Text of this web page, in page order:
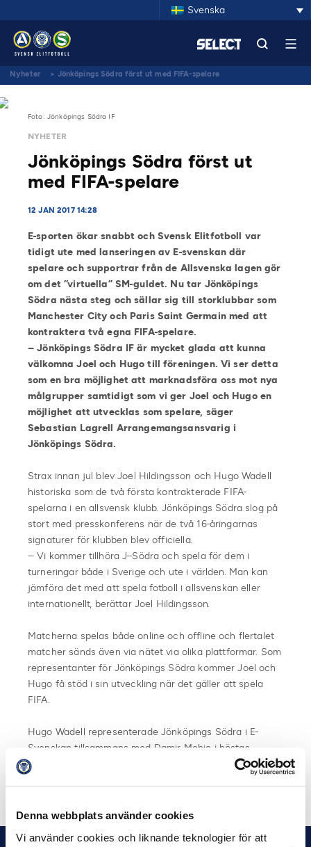
Denna webbplats använder cookies
Vi använder cookies och liknande teknologier för att
Svenska
Nyheter > Jönköpings Södra först ut med FIFA-spelare
Foto: Jönköpings Södra IF
NYHETER
Jönköpings Södra först ut
med FIFA-spelare
12 JAN 2017 14:28
E-sporten ökar snabbt och Svensk Elitfotboll var
tidigt ute med lanseringen av E-svenskan där
spelare och supportrar från de Allsvenska lagen gör
om det ”virtuella” SM-guldet. Nu tar Jönköpings
Södra nästa steg och sällar sig till storklubbar som
Manchester City och Paris Saint Germain med att
kontraktera två egna FIFA-spelare.
– Jönköpings Södra IF är mycket glada att kunna
välkomna Joel och Hugo till föreningen. Vi ser detta
som en bra möjlighet att marknadsföra oss mot nya
målgrupper samtidigt som vi ger Joel och Hugo en
möjlighet att utvecklas som spelare, säger
Sebastian Lagrell Arrangemangsansvarig i
Jönköpings Södra.
Strax innan jul blev Joel Hildingsson och Hugo Wadell
historiska som de två första kontrakterade FIFA-
spelarna i en allsvensk klubb. Jönköpings Södra slog på
stort med presskonferens när de två 16-åringarnas
signaturer för klubben blev officiella.
– Vi kommer tillhöra J–Södra och spela för dem i
turneringar både i Sverige och ute i världen. Man kan
jämföra det med att spela fotboll i allsvenskan eller
internationellt, berättar Joel Hildingsson.
Matcherna spelas både online och offline och flertalet
matcher sänds även via nätet via olika plattformar. Som
representanter för Jönköpings Södra kommer Joel och
Hugo få stöd i sin utveckling när det gäller att spela
FIFA.
Hugo Wadell representerade Jönköpings Södra i E-
Svenskan tillsammans med Damir Mehic i höstas.
Dela på Facebook Dela på Twitter